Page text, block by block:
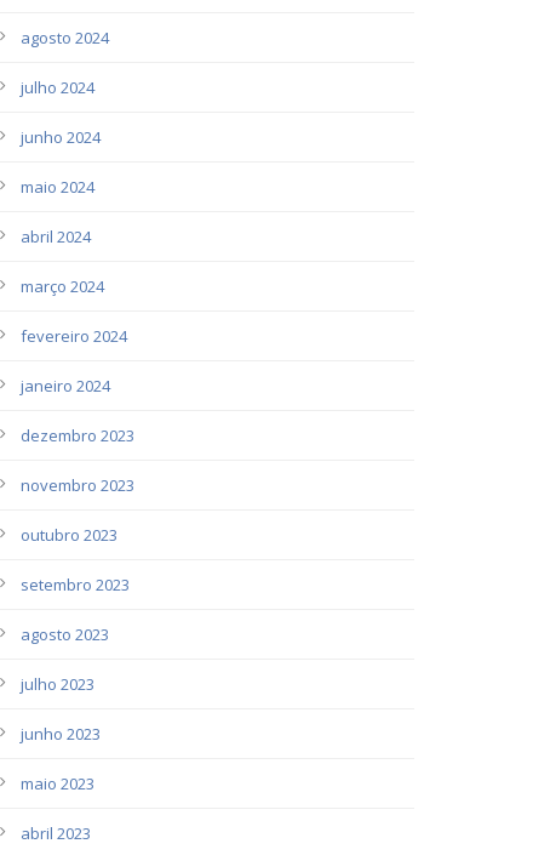
agosto 2024
julho 2024
junho 2024
maio 2024
abril 2024
março 2024
fevereiro 2024
janeiro 2024
dezembro 2023
novembro 2023
outubro 2023
setembro 2023
agosto 2023
julho 2023
junho 2023
maio 2023
abril 2023